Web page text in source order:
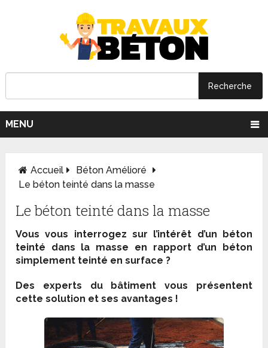
MENU
Accueil
Béton Amélioré
Le béton teinté dans la masse
Le béton teinté dans la masse
Vous vous interrogez sur l’intérêt d’un béton
teinté dans la masse en rapport d’un béton
simplement teinté en surface ?
Des experts du bâtiment vous présentent
cette solution et ses avantages !